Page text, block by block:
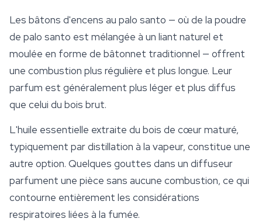
Les bâtons d'encens au palo santo — où de la poudre
de palo santo est mélangée à un liant naturel et
moulée en forme de bâtonnet traditionnel — offrent
une combustion plus régulière et plus longue. Leur
parfum est généralement plus léger et plus diffus
que celui du bois brut.
L'huile essentielle extraite du bois de cœur maturé,
typiquement par distillation à la vapeur, constitue une
autre option. Quelques gouttes dans un diffuseur
parfument une pièce sans aucune combustion, ce qui
contourne entièrement les considérations
respiratoires liées à la fumée.